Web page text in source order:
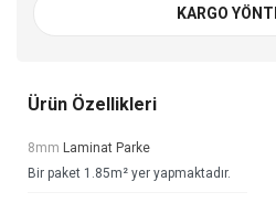
KARGO
Ürün Özellikleri
8mm Laminat Parke
Bir paket 1.85m² yer yapmaktadır.